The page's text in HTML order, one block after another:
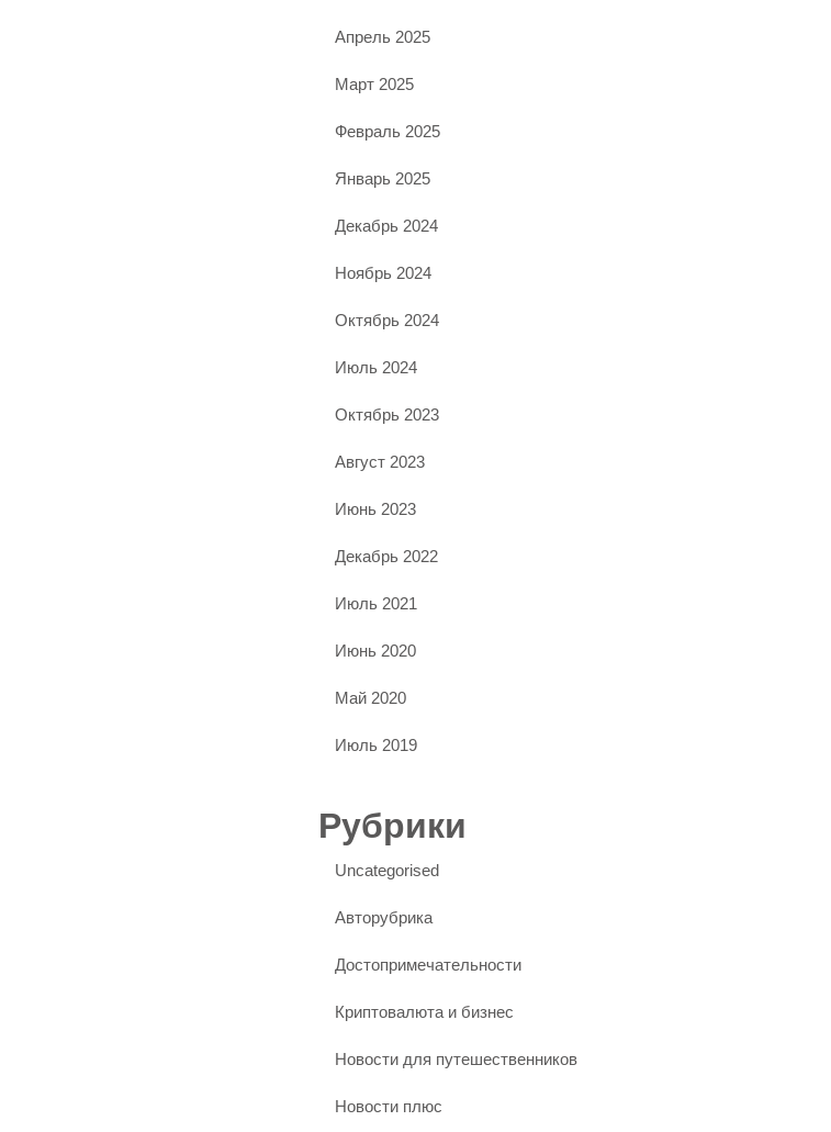
Апрель 2025
Март 2025
Февраль 2025
Январь 2025
Декабрь 2024
Ноябрь 2024
Октябрь 2024
Июль 2024
Октябрь 2023
Август 2023
Июнь 2023
Декабрь 2022
Июль 2021
Июнь 2020
Май 2020
Июль 2019
Рубрики
Uncategorised
Авторубрика
Достопримечательности
Криптовалюта и бизнес
Новости для путешественников
Новости плюс